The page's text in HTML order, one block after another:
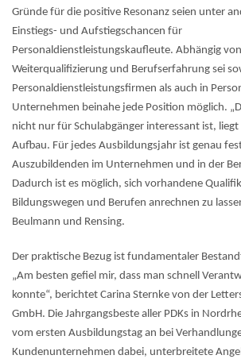
Gründe für die positive Resonanz seien unter
Einstiegs- und Aufstiegschancen für
Personaldienstleistungskaufleute. Abhängig
Weiterqualifizierung und Berufserfahrung sei
Personaldienstleistungsfirmen als auch in
Unternehmen beinahe jede Position möglich.
nicht nur für Schulabgänger interessant ist,
Aufbau. Für jedes Ausbildungsjahr ist genau
Auszubildenden im Unternehmen und in der
Dadurch ist es möglich, sich vorhandene
Bildungswegen und Berufen anrechnen zu
Beulmann und Rensing.
Der praktische Bezug ist fundamentaler
„Am besten gefiel mir, dass man schnell
konnte“, berichtet Carina Sternke von der
GmbH. Die Jahrgangsbeste aller PDKs in
vom ersten Ausbildungstag an bei
Kundenunternehmen dabei, unterbreitete